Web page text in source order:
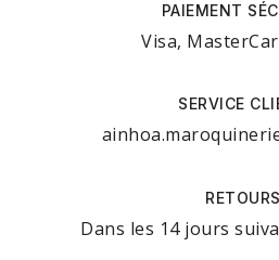
PAIEMENT
Visa,
SERVICE
RETOURS
Dans les 14 jours